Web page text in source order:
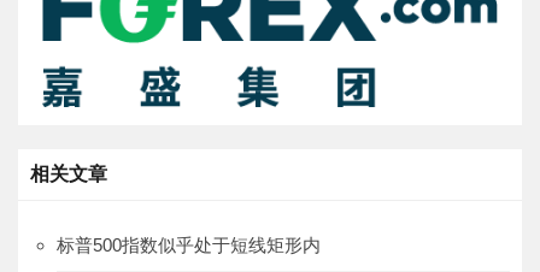
相关文章
标普500指数似乎处于短线矩形内